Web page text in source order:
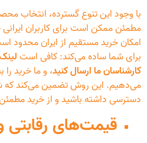
با وجود این تنوع گسترده، انتخاب
مطمئن ممکن است برای کاربران ایرانی
امکان خرید مستقیم از ایران محدود
برای شما ساده می‌کند: کافی است
کارشناسان ما ارسال کنید، و ما خرید را
می‌دهیم. این روش تضمین می‌کند که
دسترسی داشته باشید و از خرید
قیمت‌های رقابتی